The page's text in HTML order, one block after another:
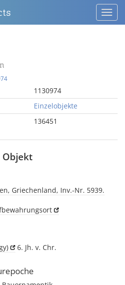
1130974
Einzelobjekte
136451
Griechenland, Inv.-Nr. 5939.
6. Jh. v. Chr.